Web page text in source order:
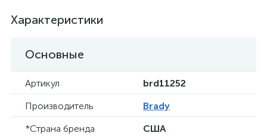
Характеристики
Основные
Артикул
brd11252
Производитель
Brady
*Страна бренда
США